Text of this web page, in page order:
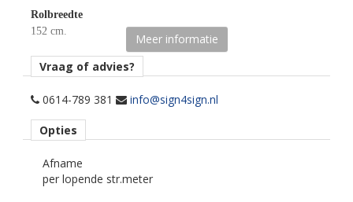
Rolbreedte
152 cm.
Afname
per losse strekkende meter.
carwrapfolie.
kenmerk belijming
semi-permanent, transparant, solvent.
Meer informatie
Vraag of advies?
0614-789 381 info@sign4sign.nl
Opties
Afname
per lopende str.meter